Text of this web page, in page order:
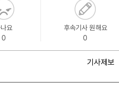
요
0
후속기사 원해요
0
기사제보